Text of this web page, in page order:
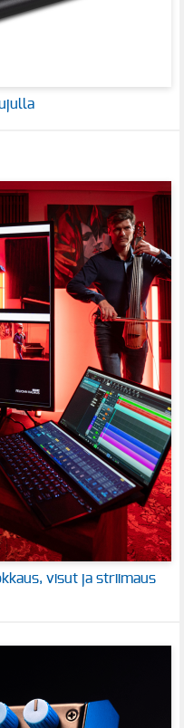
visut ja striimaus